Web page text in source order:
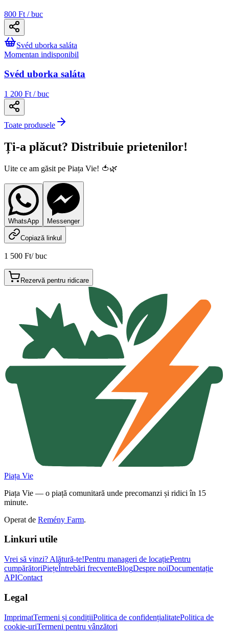
800 Ft / buc
Svéd uborka saláta
Momentan indisponibil
Svéd uborka saláta
1 200 Ft / buc
Toate produsele
Ți-a plăcut? Distribuie prietenilor!
Uite ce am găsit pe Piața Vie! 🍅🌿
WhatsApp Messenger
Copiază linkul
1 500 Ft/buc
Rezervă pentru ridicare
Piața Vie
Piața Vie — o piață comunitară unde precomanzi și ridici în 15
minute.
Operat de Remény Farm.
Linkuri utile
Vrei să vinzi? Alătură-te!Pentru manageri de locațiePentru
cumpărătoriPiețeÎntrebări frecventeBlogDespre noiDocumentație
APIContact
Legal
ImprimatTermeni și condițiiPolitica de confidențialitatePolitica de
cookie-uriTermeni pentru vânzători